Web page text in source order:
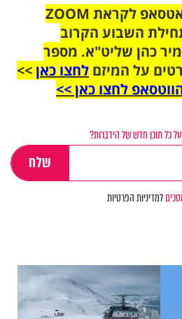
הצטרפו לקבוצת הוואטסאפ לקראת ZOOM
השבוע הקרוב
כהן שליט"א. מספר
על המיזם לחצו כאן>>
לחצו כאן >>
כל תוכן חדש של הידברות?
למדיניות הפרטיות